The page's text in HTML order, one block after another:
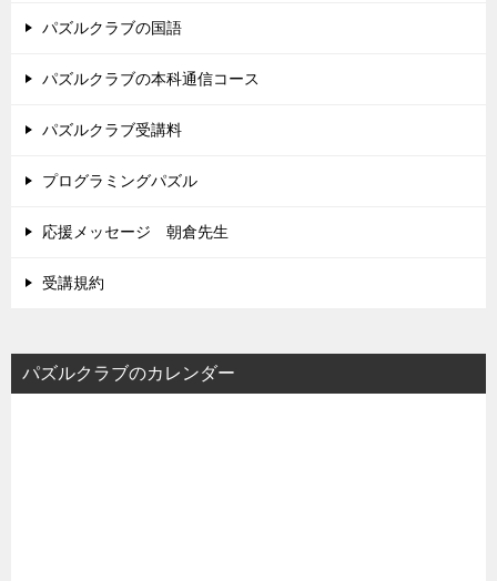
パズルクラブの国語
パズルクラブの本科通信コース
パズルクラブ受講料
プログラミングパズル
応援メッセージ 朝倉先生
受講規約
パズルクラブのカレンダー